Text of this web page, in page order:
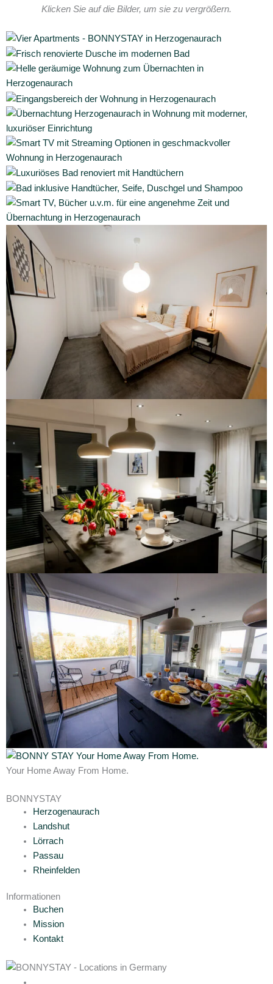
Klicken Sie auf die Bilder, um sie zu vergrößern.
Your Home Away From Home.
BONNYSTAY
Herzogenaurach
Landshut
Lörrach
Passau
Rheinfelden
Informationen
Buchen
Mission
Kontakt